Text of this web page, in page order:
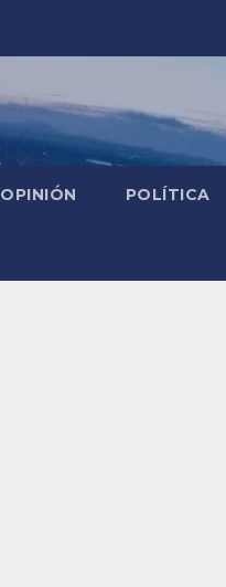
OPINIÓN POLÍTICA